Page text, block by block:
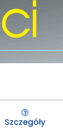
Szczegóły